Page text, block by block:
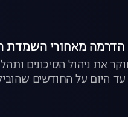
הדרמה מאחורי השמדת
עד היום על החודשים
עם כל מקבלי